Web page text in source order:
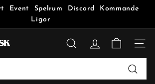
Event Spelrum Discord
Kommande
Ligor
SÖK
Sök